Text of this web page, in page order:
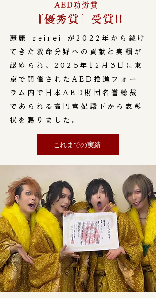
AED功労賞
『優秀賞』受賞!!
​麗麗-reirei-が2022年から続け
てきた救命分野への貢献と実績が
認められ、2025年12月3日に東
京で開催されたAED推進フォー
ラム内で日本AED財団名誉総裁
であられる高円宮妃殿下から表彰
状を賜りました。
これまでの実績